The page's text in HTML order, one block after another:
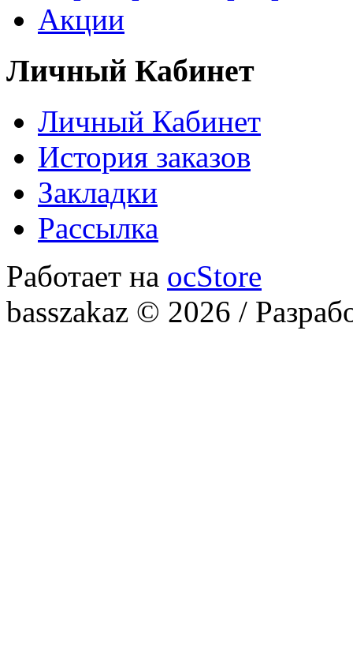
Акции
Личный Кабинет
Личный Кабинет
История заказов
Закладки
Рассылка
Работает на ocStore
basszakaz © 2026 /